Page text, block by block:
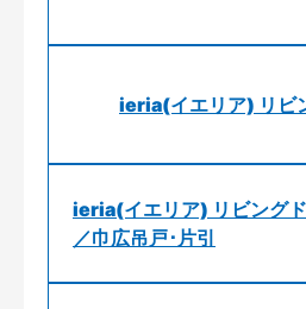
ieria(イエリア) リビ
ieria(イエリア) リビングド
／巾広吊戸･片引